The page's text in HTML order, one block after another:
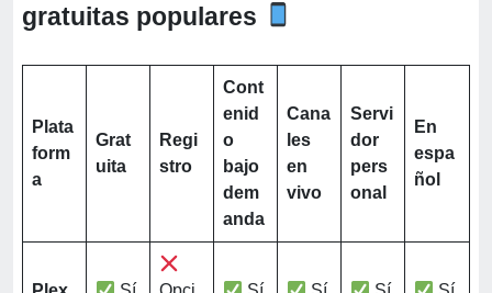
gratuitas populares
Plata
form
a
Grat
uita
Regi
stro
Cont
enid
o
bajo
dem
anda
Cana
les
en
vivo
Servi
dor
pers
onal
En
espa
ñol